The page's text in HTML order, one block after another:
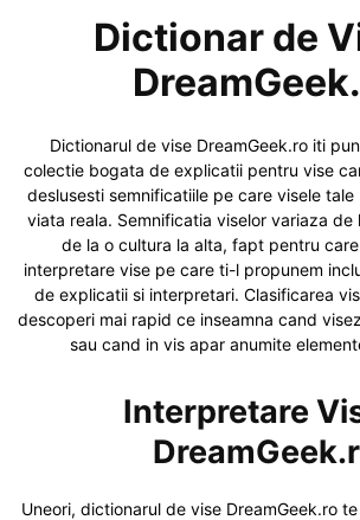
Dictionar de
Dictionarul de vise DreamGeek.ro iti
colectie bogata de explicatii pentru vise
deslusesti semnificatiile pe care visele
viata reala. Semnificatia viselor variaza de
de la o cultura la alta, fapt pentru
interpretare vise pe care ti-l propunem
de explicatii si interpretari. Clasificarea
descoperi mai rapid ce inseamna cand
sau cand in vis apar anumite
Interpretare
Uneori, dictionarul de vise DreamGeek.ro